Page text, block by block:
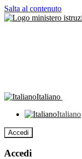
Salta al contenuto
Italiano
Italiano
Accedi
Accedi